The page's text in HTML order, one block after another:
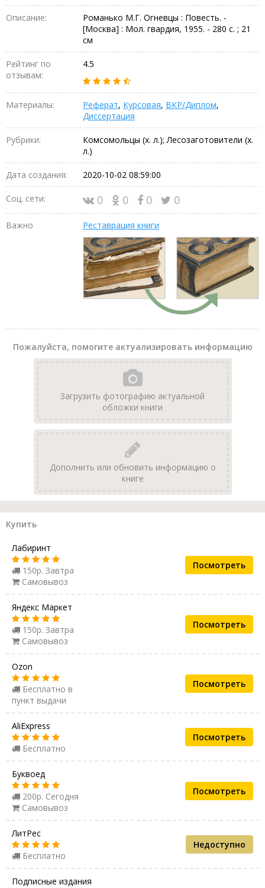
Описание:
Романько М.Г. Огневцы : Повесть. -
[Москва] : Мол. гвардия, 1955. - 280 с. ; 21
см
Рейтинг по
отзывам:
4.5
Материалы: Реферат, Курсовая, ВКР/Диплом,
Диссертация
Рубрики:
Комсомольцы (х. л.); Лесозаготовители (х.
л.)
Дата создания: 2020-10-02 08:59:00
Соц. сети: 0 0 0 0
Важно Реставрация книги
Пожалуйста, помогите актуализировать информацию
Загрузить фотографию актуальной
обложки книги
Дополнить или обновить информацию о
книге
Купить
Лабиринт
150р. Завтра
Самовывоз
Посмотреть
Яндекс Маркет
150р. Завтра
Самовывоз
Посмотреть
Ozon
Бесплатно в
пункт выдачи
Посмотреть
AliExpress
Бесплатно
Посмотреть
Буквоед
200р. Сегодня
Самовывоз
Посмотреть
ЛитРес
Бесплатно
Недоступно
Подписные издания